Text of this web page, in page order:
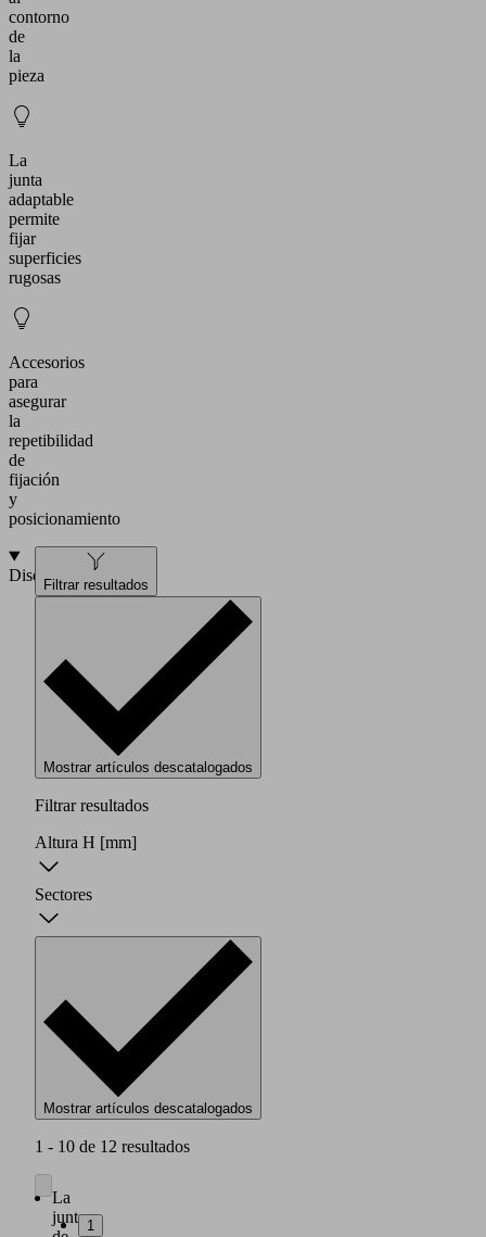
contorno
de
la
pieza
La
junta
adaptable
permite
fijar
superficies
rugosas
Accesorios
para
asegurar
la
repetibilidad
de
fijación
y
posicionamiento
Diseño
La
junta
Filtrar resultados
Mostrar artículos descatalogados
Filtrar resultados
Altura H [mm]
Sectores
Mostrar artículos descatalogados
1 - 10 de 12 resultados
1